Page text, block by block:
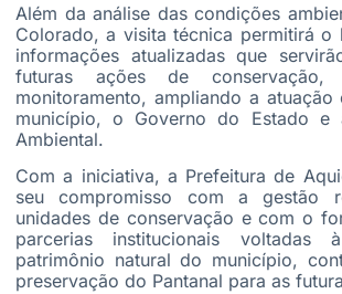
Além da análise das condições
Colorado, a visita técnica permitirá o
informações atualizadas que
futuras ações de conservação,
monitoramento, ampliando a atuação
município, o Governo do Estado e
Ambiental.
Com a iniciativa, a Prefeitura de
seu compromisso com a gestão
unidades de conservação e com o
parcerias institucionais voltadas
patrimônio natural do município,
preservação do Pantanal para as